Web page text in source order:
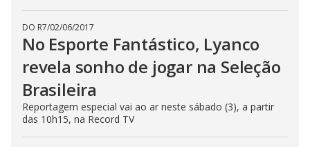
DO R7/02/06/2017
No Esporte Fantástico, Lyanco
revela sonho de jogar na Seleção
Brasileira
Reportagem especial vai ao ar neste sábado (3), a partir
das 10h15, na Record TV